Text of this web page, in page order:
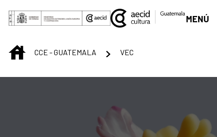
Saltar al contenido principal
MENÚ
INICIOCCE - GUATEMALA VEC